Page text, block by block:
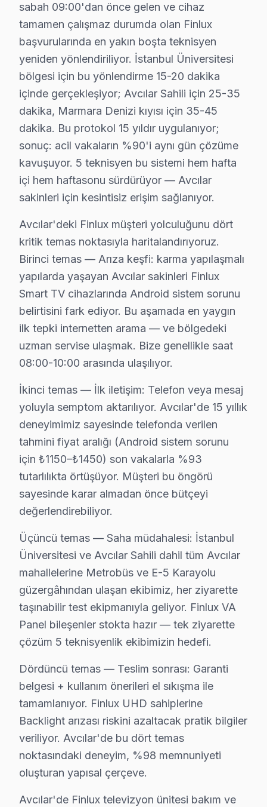
Avcılar Finlux TV Ekran Anakart Profesyonel Servis ve Tamir
Avcılar'da Finlux LED TV'niz bozulduğunda
• Avcılar'de 25+ sertifikalı teknisyen Finlux
• Avcılar'de sadece orijinal parça kullanıyoruz.
• Osiloskop, ESR ölçer, termal kamera ile teşhis
Bu arada,, İstanbul Üniversitesi, Avcılar Sahili,
Avcılar Finlux TV Montaj ve Kurulum – Uzman
Finlux televizyonunuz için Avcılar'da profesyonel
Kurulum hizmetlerimiz kapsamında:
• Avcılar'de motorlu döner braket montajı ve ayarı
• Avcılar'de Wi-Fi optimizasyonu ve yayın ayarları
• Avcılar servisimizde oyun konsolu ve harici cihaz
• Avcılar'de uzaktan kumanda programlama
Avcılar'da aynı gün ekran kurulum randevusu için bizi
Avcılar Finlux TV Bakım Hizmeti – Arızaları
Düzenli bakım, Finlux televizyonunuzun ömrünü
TV bakım hizmetlerimiz:
• Avcılar'de iç temizlik ve soğutma verimliliği artırımı
• LED şerit ve backlight yoğunluğu kontrolü —
• Avcılar'de anakart SMD komponent incelemesi
• Yazılım ve güncelleme durumu değerlendirmesi —
• Avcılar'de garanti kapsamı ve bakım raporu
Avcılar bölgesinde Finlux televizyonlarınız için yılda
Avcılar'da Finlux TV Yerinde Onarım –
Avcılar'da Finlux televizyonunuz arızalandığında
Yerinde müdahale sürecimiz — Avcılar:
• Avcılar'de randevu sonrası 1-2 saat içinde kapınızda
• Avcılar servisimizde tüm marka ve model
• Avcılar'de orijinal parça stok garantisi
• Avcılar servisimizde servis sonrası test ve
• Avcılar'de fatura ve resmi garanti belgesi
Finlux LED TV ürünleriniz için Avcılar'de güvenilir ve
Finlux TV'lerde Sık Görülen Arızalar
Avcılar'de Finlux Smart televizyon paneli
▸ Android sistem sorunu: Avcılar'de Finlux'ın VA
▸ Backlight arızası: Avcılar servisimizde UHD
▸ T-Con kart: BGA yeniden lehimleme veya bileşen
▸ Güç kartı: Avcılar'de daha az bilinen ama sık
sabah 09:00'dan önce gelen ve cihaz
tamamen çalışmaz durumda olan Finlux
başvurularında en yakın boşta teknisyen
yeniden yönlendiriliyor. İstanbul Üniversitesi
bölgesi için bu yönlendirme 15-20 dakika
içinde gerçekleşiyor; Avcılar Sahili için 25-35
dakika, Marmara Denizi kıyısı için 35-45
dakika. Bu protokol 15 yıldır uygulanıyor;
sonuç: acil vakaların %90'i aynı gün çözüme
kavuşuyor. 5 teknisyen bu sistemi hem hafta
içi hem haftasonu sürdürüyor — Avcılar
sakinleri için kesintisiz erişim sağlanıyor.
Avcılar'deki Finlux müşteri yolculuğunu dört
kritik temas noktasıyla haritalandırıyoruz.
Birinci temas — Arıza keşfi: karma yapılaşmalı
yapılarda yaşayan Avcılar sakinleri Finlux
Smart TV cihazlarında Android sistem sorunu
belirtisini fark ediyor. Bu aşamada en yaygın
ilk tepki internetten arama — ve bölgedeki
uzman servise ulaşmak. Bize genellikle saat
08:00-10:00 arasında ulaşılıyor.
İkinci temas — İlk iletişim: Telefon veya mesaj
yoluyla semptom aktarılıyor. Avcılar'de 15 yıllık
deneyimimiz sayesinde telefonda verilen
tahmini fiyat aralığı (Android sistem sorunu
için ₺1150–₺1450) son vakalarla %93
tutarlılıkta örtüşüyor. Müşteri bu öngörü
sayesinde karar almadan önce bütçeyi
değerlendirebiliyor.
Üçüncü temas — Saha müdahalesi: İstanbul
Üniversitesi ve Avcılar Sahili dahil tüm Avcılar
mahallelerine Metrobüs ve E-5 Karayolu
güzergâhından ulaşan ekibimiz, her ziyarette
taşınabilir test ekipmanıyla geliyor. Finlux VA
Panel bileşenler stokta hazır — tek ziyarette
çözüm 5 teknisyenlik ekibimizin hedefi.
Dördüncü temas — Teslim sonrası: Garanti
belgesi + kullanım önerileri el sıkışma ile
tamamlanıyor. Finlux UHD sahiplerine
Backlight arızası riskini azaltacak pratik bilgiler
veriliyor. Avcılar'de bu dört temas
noktasındaki deneyim, %98 memnuniyeti
oluşturan yapısal çerçeve.
Avcılar'de Finlux televizyon ünitesi bakım ve